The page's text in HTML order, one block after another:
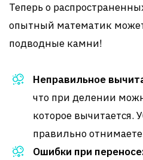
Теперь о
опытный математик
подводные камни!
Неправильное
что при делении
которое вычитается.
правильно
Ошибки при